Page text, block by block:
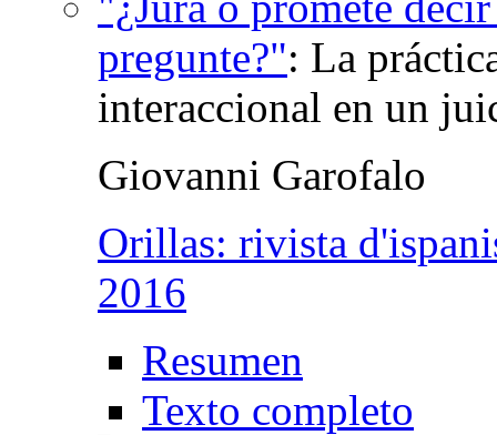
pregunte?": La
interaccional en un
Giovanni Garofalo
Orillas: rivista
2016
Resumen
Texto completo